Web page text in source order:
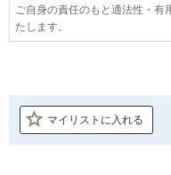
ご自身の責任のもと適法性・
たします。
マイリストに入れる